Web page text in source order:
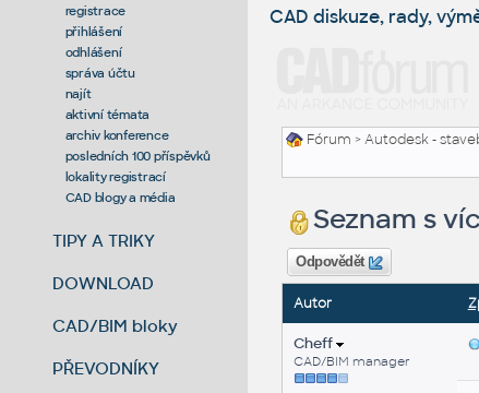
registrace
přihlášení
odhlášení
správa účtu
najít
aktivní témata
archiv konference
posledních 100 příspěvků
lokality registrací
CAD blogy a média
TIPY A TRIKY
DOWNLOAD
CAD/BIM bloky
PŘEVODNÍKY
CAD diskuze, rady,
Fórum >Autodesk -
Seznam s
Odpovědět
Autor
Cheff
CAD/BIM manager